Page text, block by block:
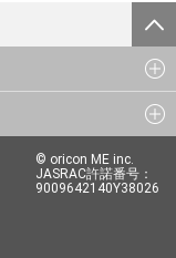
© oricon ME inc.
JASRAC許諾番号：
9009642140Y38026